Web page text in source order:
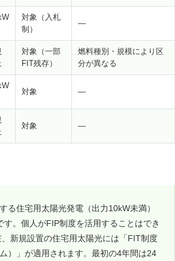
対象（入札
制）
—
対象（一部
FIT残存）
燃料種別・規模により区
分が異なる
対象 —
対象 —
る住宅用太陽光発電（出力10kW未満）
す。個人がFIP制度を活用することはでき
新規設置の住宅用太陽光には「FIT制度
）」が適用されます。最初の4年間は24